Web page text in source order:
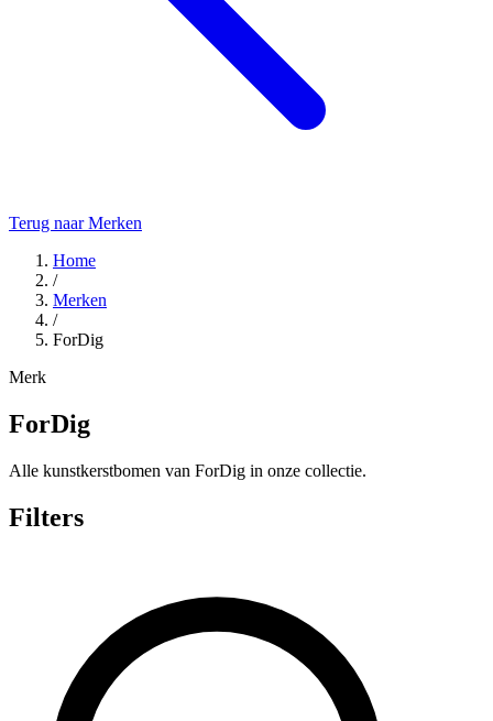
Terug naar Merken
Home
/
Merken
/
ForDig
Merk
ForDig
Alle kunstkerstbomen van ForDig in onze collectie.
Filters